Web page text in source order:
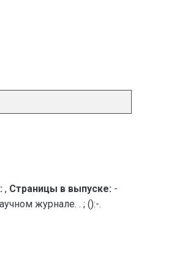
, Страницы в выпуске: -
журнале. . ; ():-.